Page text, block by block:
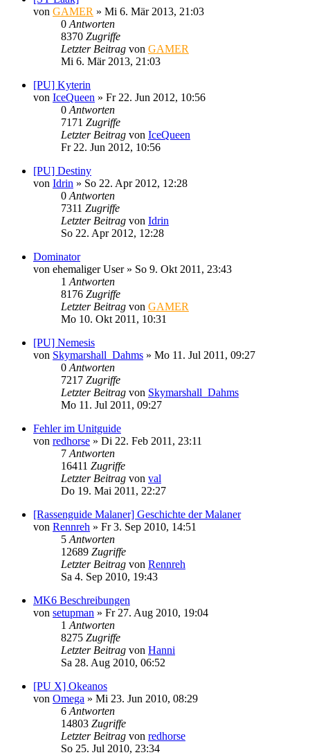
von GAMER » Mi 6. Mär 2013, 21:03
0 Antworten
8370 Zugriffe
Letzter Beitrag von GAMER
Mi 6. Mär 2013, 21:03
[PU] Kyterin
von IceQueen » Fr 22. Jun 2012, 10:56
0 Antworten
7171 Zugriffe
Letzter Beitrag von IceQueen
Fr 22. Jun 2012, 10:56
[PU] Destiny
von Idrin » So 22. Apr 2012, 12:28
0 Antworten
7311 Zugriffe
Letzter Beitrag von Idrin
So 22. Apr 2012, 12:28
Dominator
von ehemaliger User» So 9. Okt 2011, 23:43
1 Antworten
8176 Zugriffe
Letzter Beitrag von GAMER
Mo 10. Okt 2011, 10:31
[PU] Nemesis
von Skymarshall_Dahms » Mo 11. Jul 2011, 09:27
0 Antworten
7217 Zugriffe
Letzter Beitrag von Skymarshall_Dahms
Mo 11. Jul 2011, 09:27
Fehler im Unitguide
von redhorse » Di 22. Feb 2011, 23:11
7 Antworten
16411 Zugriffe
Letzter Beitrag von val
Do 19. Mai 2011, 22:27
[Rassenguide Malaner] Geschichte der Malaner
von Rennreh » Fr 3. Sep 2010, 14:51
5 Antworten
12689 Zugriffe
Letzter Beitrag von Rennreh
Sa 4. Sep 2010, 19:43
MK6 Beschreibungen
von setupman » Fr 27. Aug 2010, 19:04
1 Antworten
8275 Zugriffe
Letzter Beitrag von Hanni
Sa 28. Aug 2010, 06:52
[PU X] Okeanos
von Omega » Mi 23. Jun 2010, 08:29
6 Antworten
14803 Zugriffe
Letzter Beitrag von redhorse
So 25. Jul 2010, 23:34